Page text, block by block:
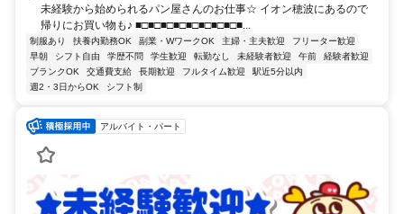
未経験から始められるパン屋さんのお仕事☆ イオン穂波にあるので
帰りにお買い物も♪ ■□■□■□■□■□■□■□■□■...
制服あり 扶養内勤務OK 副業・WワークOK 主婦・主夫歓迎
フリーター歓迎
早朝
シフト自由 学歴不問 学生歓迎 転勤なし 未経験者歓迎 午前
経験者歓迎
ブランクOK
交通費支給 長期歓迎 フルタイム歓迎
駅近5分以内
週2・3日からOK
シフト制
アルバイト・パート